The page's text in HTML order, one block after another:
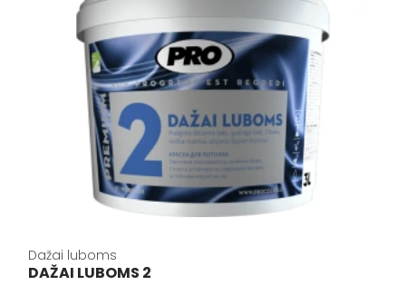
Dažai luboms
DAŽAI LUBOMS 2